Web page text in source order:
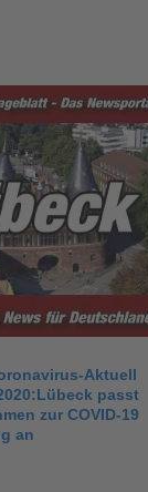
Aktuell
passt
zur COVID-19
an